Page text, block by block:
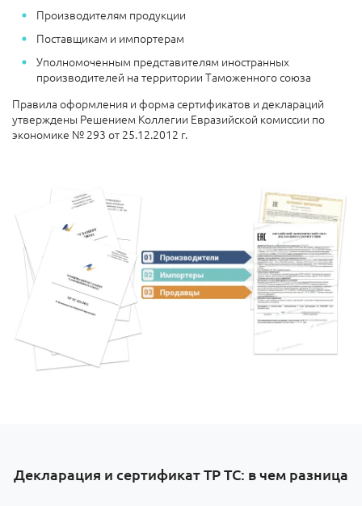
Производителям продукции
Поставщикам и импортерам
Уполномоченным представителям иностранных
производителей на территории Таможенного союза
Правила оформления и форма сертификатов и деклараций
утверждены Решением Коллегии Евразийской комиссии по
экономике № 293 от 25.12.2012 г.
Декларация и сертификат ТР ТС: в чем разница